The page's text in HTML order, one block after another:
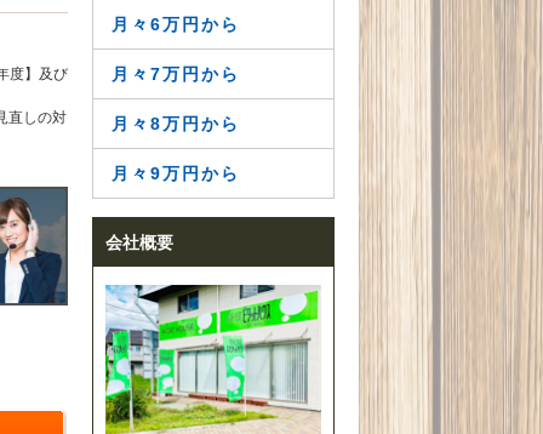
度】及び
直しの対
月々6万円から
月々7万円から
月々8万円から
月々9万円から
会社概要